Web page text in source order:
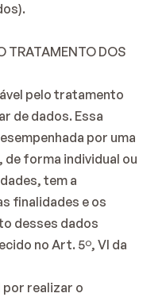
TRATAMENTO DOS
pelo tratamento
de dados. Essa
por uma
forma individual ou
tem a
finalidades e os
desses dados
no Art. 5º, VI da
por realizar o